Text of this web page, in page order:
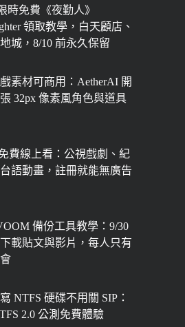
時免費《夜勤人》
領取教學，白天顧店、
城，8/10 前永久保留
素材可商用：AetherAI 開
32px 像素風角色與道具
費線上看：公視戲劇、紀
語動畫，註冊就能無廣告
備份工具教學：9/30
載貼文與影片，每人只有
NTFS 硬碟不用關 SIP：
2.0 公測免費體驗